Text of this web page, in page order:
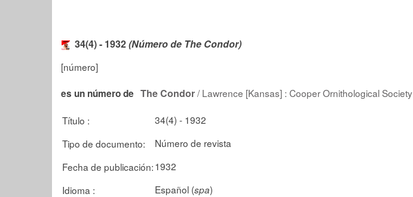
34(4) - 1932(Número de The Condor)
[número]
es un número de The Condor/ Lawrence [Kansas] : Cooper Ornithological Society
Título :
34(4) - 1932
Tipo de documento:
Número de revista
Fecha de publicación:1932
Idioma :
Español (spa)